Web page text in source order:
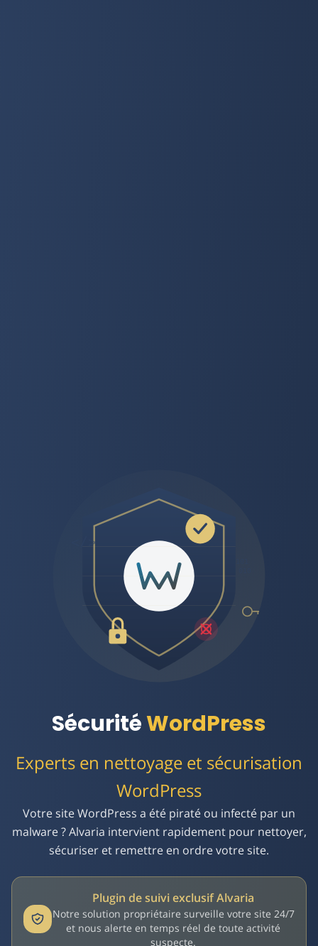
SécuritéWordPress
Experts en nettoyage et sécurisation
WordPress
Votre site WordPress a été piraté ou infecté par un
malware ? Alvaria intervient rapidement pour nettoyer,
sécuriser et remettre en ordre votre site.
Plugin de suivi exclusif Alvaria
Notre solution propriétaire surveille votre site 24/7
et nous alerte en temps réel de toute activité
suspecte.